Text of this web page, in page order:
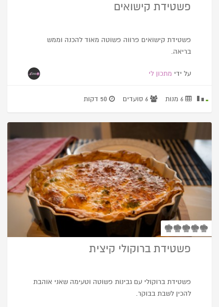
פשטידת קישואים
פשטידת קישואים פרווה פשוטה מאוד להכנה וממש
בריאה.
על ידי מתכון לי
פשטידת ברוקולי קיצית
פשטידת ברוקולי עם גבינות פשוטה וטעימה שאני אוהבת
להכין לשבת בבוקר.